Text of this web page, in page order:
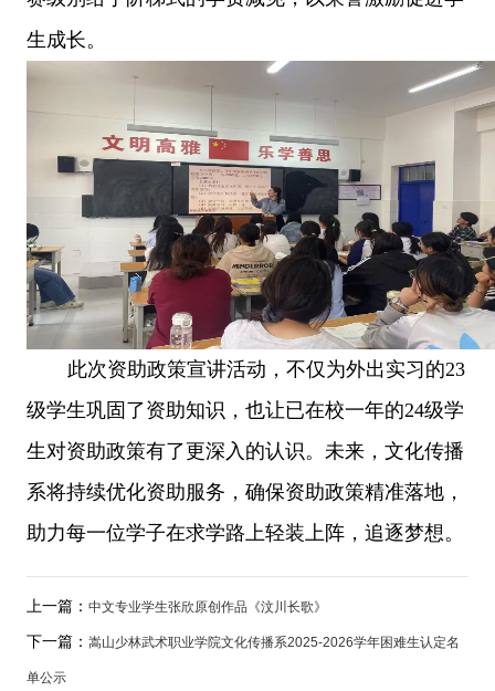
生成长。
此次资助政策宣讲活动，不仅为外出实习的23
级学生巩固了资助知识，也让已在校一年的24级学
生对资助政策有了更深入的认识。未来，文化传播
系将持续优化资助服务，确保资助政策精准落地，
助力每一位学子在求学路上轻装上阵，追逐梦想。
上一篇： 中文专业学生张欣原创作品《汶川长歌》
下一篇： 嵩山少林武术职业学院文化传播系2025-2026学年困难生认定名
单公示